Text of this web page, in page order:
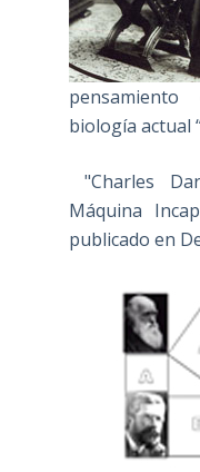
biología actual
"Charles
Máquina
publicado en